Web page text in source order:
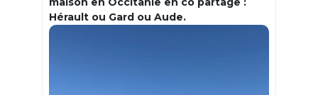
Hérault ou Gard ou Aude.